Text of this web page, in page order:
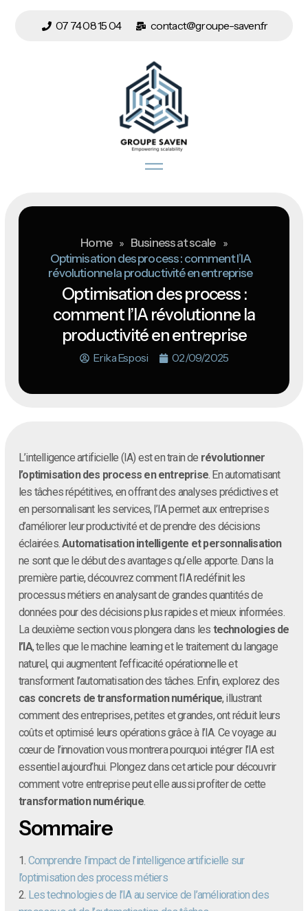
07 74 08 15 04 contact@groupe-saven.fr
Home » Business at scale »
Optimisation des process : comment l’IA
révolutionne la productivité en entreprise
Optimisation des process :
comment l’IA révolutionne la
productivité en entreprise
Erika Esposi 02/09/2025
L’intelligence artificielle (IA) est en train de révolutionner
l’optimisation des process en entreprise. En automatisant
les tâches répétitives, en offrant des analyses prédictives et
en personnalisant les services, l’IA permet aux entreprises
d’améliorer leur productivité et de prendre des décisions
éclairées.Automatisation intelligente et personnalisation
ne sont que le début des avantages qu’elle apporte. Dans la
première partie, découvrez comment l’IA redéfinit les
processus métiers en analysant de grandes quantités de
données pour des décisions plus rapides et mieux informées.
La deuxième section vous plongera dans les technologies de
l’IA, telles que le machine learning et le traitement du langage
naturel, qui augmentent l’efficacité opérationnelle et
transforment l’automatisation des tâches. Enfin, explorez des
cas concrets de transformation numérique, illustrant
comment des entreprises, petites et grandes, ont réduit leurs
coûts et optimisé leurs opérations grâce à l’IA. Ce voyage au
cœur de l’innovation vous montrera pourquoi intégrer l’IA est
essentiel aujourd’hui. Plongez dans cet article pour découvrir
comment votre entreprise peut elle aussi profiter de cette
transformation numérique.
Sommaire
1. Comprendre l’impact de l’intelligence artificielle sur
l’optimisation des process métiers
2. Les technologies de l’IA au service de l’amélioration des